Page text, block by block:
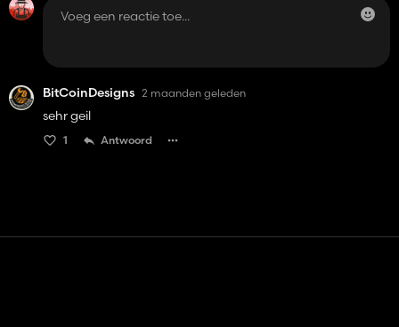
BitCoinDesigns 2 maanden geleden
sehr geil
1 Antwoord